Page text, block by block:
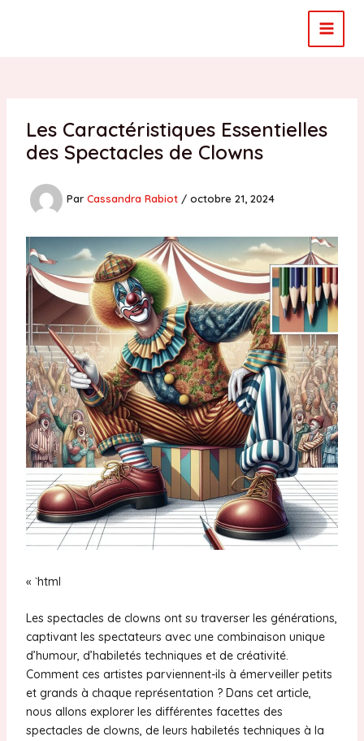
Les Caractéristiques Essentielles
des Spectacles de Clowns
Par Cassandra Rabiot / octobre 21, 2024
« `html
Les spectacles de clowns ont su traverser les générations,
captivant les spectateurs avec une combinaison unique
d’humour, d’habiletés techniques et de créativité.
Comment ces artistes parviennent-ils à émerveiller petits
et grands à chaque représentation ? Dans cet article,
nous allons explorer les différentes facettes des
spectacles de clowns, de leurs habiletés techniques à la